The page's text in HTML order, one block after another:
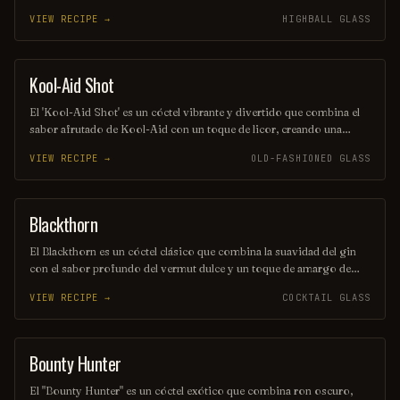
adornado con una rodaja de limón o lima, lo que realza su sabor y
aroma. Ideal para cualquier ocasión, es una opción popular entre los
amantes de los cócteles.
VIEW RECIPE → HIGHBALL GLASS
SHOT
Kool-Aid Shot
El 'Kool-Aid Shot' es un cóctel vibrante y divertido que combina el
sabor afrutado de Kool-Aid con un toque de licor, creando una
reuniones, este trago es fácil de preparar y seguro que alegrará el
ambiente. ¡Disfrútalo frío y comparte la diversión!
VIEW RECIPE → OLD-FASHIONED GLASS
ORDINARY DRINK
Blackthorn
El Blackthorn es un cóctel clásico que combina la suavidad del gin
con el sabor profundo del vermut dulce y un toque de amargo de
equilibrado, lo convierten en una opción perfecta para quienes
buscan una bebida elegante y sofisticada. Ideal para disfrutar en una
noche especial o como aperitivo antes de una cena.
VIEW RECIPE → COCKTAIL GLASS
COCKTAIL
Bounty Hunter
El "Bounty Hunter" es un cóctel exótico que combina ron oscuro,